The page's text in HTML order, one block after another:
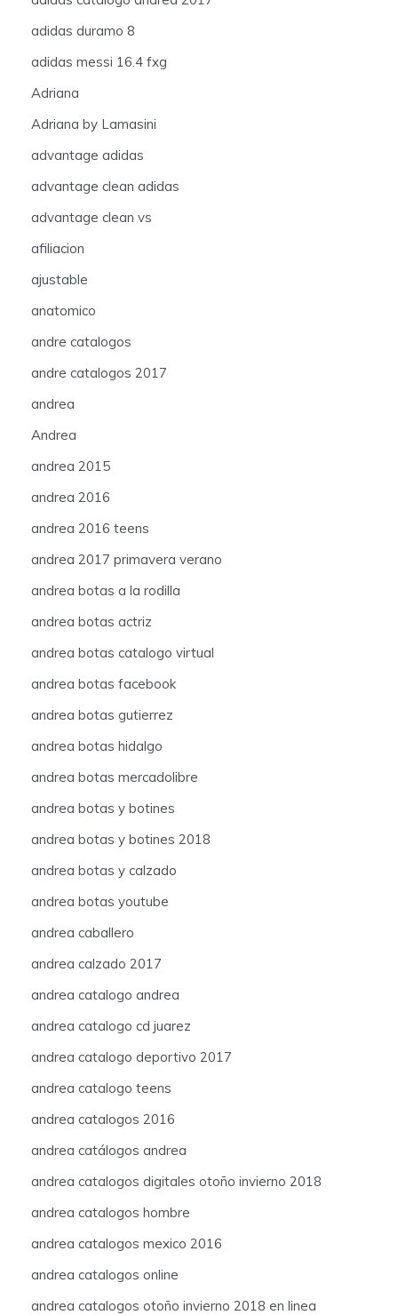
adidas duramo 8
adidas messi 16.4 fxg
Adriana
Adriana by Lamasini
advantage adidas
advantage clean adidas
advantage clean vs
afiliacion
ajustable
anatomico
andre catalogos
andre catalogos 2017
andrea
Andrea
andrea 2015
andrea 2016
andrea 2016 teens
andrea 2017 primavera verano
andrea botas a la rodilla
andrea botas actriz
andrea botas catalogo virtual
andrea botas facebook
andrea botas gutierrez
andrea botas hidalgo
andrea botas mercadolibre
andrea botas y botines
andrea botas y botines 2018
andrea botas y calzado
andrea botas youtube
andrea caballero
andrea calzado 2017
andrea catalogo andrea
andrea catalogo cd juarez
andrea catalogo deportivo 2017
andrea catalogo teens
andrea catalogos 2016
andrea catálogos andrea
andrea catalogos digitales otoño invierno 2018
andrea catalogos hombre
andrea catalogos mexico 2016
andrea catalogos online
andrea catalogos otoño invierno 2018 en linea